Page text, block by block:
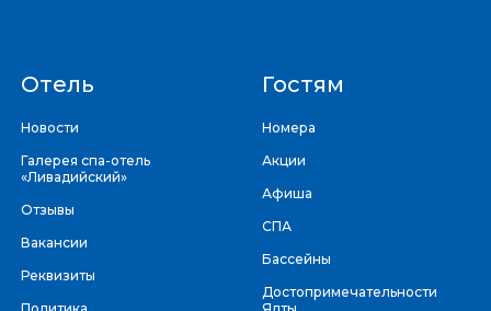
Отель
Новости
Галерея спа-отель
«Ливадийский»
Отзывы
Вакансии
Реквизиты
Гостям
Номера
Акции
Афиша
СПА
Бассейны
Достопримечательности